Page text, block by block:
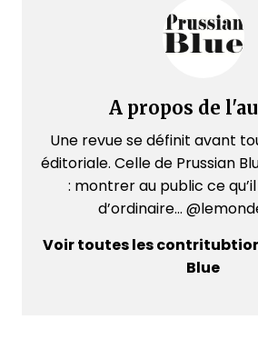
A propos de
Une revue se définit avant
éditoriale. Celle de Prussian
: montrer au public ce
d’ordinaire...
Voir toutes les
Blue